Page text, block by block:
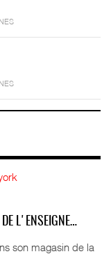
DE L'ENSEIGNE…
son magasin de la